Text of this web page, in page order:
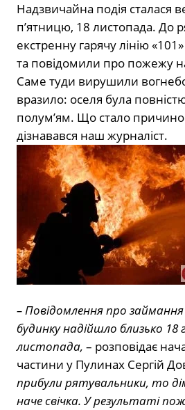
Надзвичайна подія сталася
п’ятницю, 18 листопада. До
екстренну гарячу лінію
та повідомили про пожежу
Саме туди вирушили
вразило: оселя була
полум’ям. Що стало
дізнавався наш журналіст.
– Повідомлення про
будинку надійшло близько 18
листопада, – розповідає
частини у Пулинах Сергій
прибули рятувальники, то
наче свічка. У результаті